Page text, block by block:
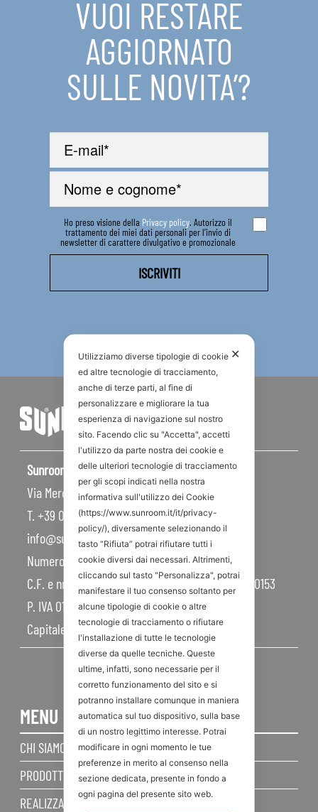
IN EVIDENZA
CONTATTI
VUOI RESTARE
AGGIORNATO
SULLE NOVITA’?
Ho preso visione della Privacy policy. Autorizzo il
trattamento dei miei dati personali per l’invio di
newsletter di carattere divulgativo e promozionale
Sunroom S.p.A – Sede Legale
Via Mercadante, 10 – 47841 Cattolica RN – Italy
T. +39 0541 834011
info@sunroom.it
Numero REA RN – 225109
C.F. e nr. iscrizione al Registro Imprese 07879990153
P. IVA 01968830404
Capitale Sociale 450.000,00 I.V.
MENU
CHI SIAMO
PRODOTTI
REALIZZAZIONI
✕
Utilizziamo diverse tipologie di cookie
ed altre tecnologie di tracciamento,
anche di terze parti, al fine di
personalizzare e migliorare la tua
esperienza di navigazione sul nostro
sito. Facendo clic su "Accetta", accetti
l'utilizzo da parte nostra dei cookie e
delle ulteriori tecnologie di tracciamento
per gli scopi indicati nella nostra
informativa sull'utilizzo dei Cookie
(https://www.sunroom.it/it/privacy-
policy/), diversamente selezionando il
tasto “Rifiuta” potrai rifiutare tutti i
cookie diversi dai necessari. Altrimenti,
cliccando sul tasto "Personalizza", potrai
manifestare il tuo consenso soltanto per
alcune tipologie di cookie o altre
tecnologie di tracciamento o rifiutare
l'installazione di tutte le tecnologie
diverse da quelle tecniche. Queste
ultime, infatti, sono necessarie per il
corretto funzionamento del sito e si
potranno installare comunque in maniera
automatica sul tuo dispositivo, sulla base
di un nostro legittimo interesse. Potrai
modificare in ogni momento le tue
preferenze in merito al consenso nella
sezione dedicata, presente in fondo a
ogni pagina del presente sito web.